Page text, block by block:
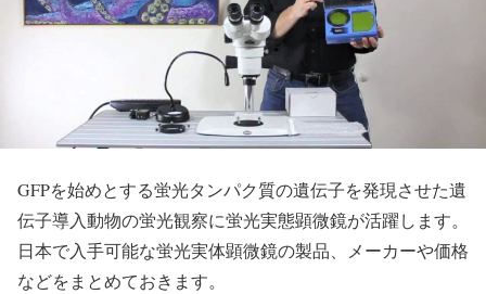
GFPを始めとする蛍光タンパク質の遺伝子を発現させた遺
伝子導入動物の蛍光観察に蛍光実態顕微鏡が活躍します。
日本で入手可能な蛍光実体顕微鏡の製品、メーカーや価格
などをまとめておきます。